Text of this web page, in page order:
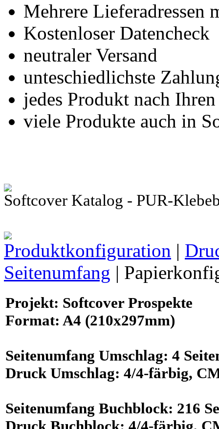
Mehrere Lieferadressen
Kostenloser Datencheck
neutraler Versand
unteschiedlichste
jedes Produkt nach
viele Produkte auch in
Softcover Katalog - PUR-
Produktkonfiguration |
Seitenumfang |
Projekt: Softcover Prospekte
Format: A4 (210x297mm)
Seitenumfang Umschlag: 4
Druck Umschlag: 4/4-färbig,
Seitenumfang Buchblock: 216